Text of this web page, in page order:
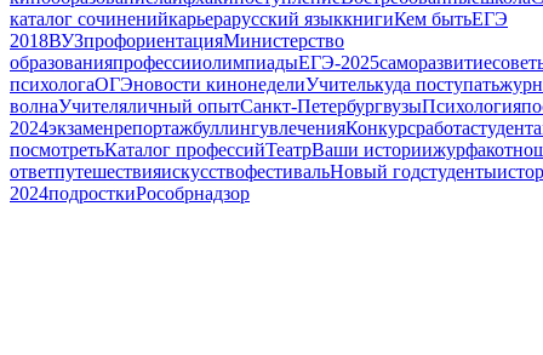
каталог сочиненийкарьерарусский языккнигиКем бытьЕГЭ
2018ВУЗпрофориентацияМинистерство
образованияпрофессииолимпиадыЕГЭ-2025саморазвитие
психологаОГЭновости кинонеделиУчителькуда поступать
волнаУчителяличный опытСанкт-ПетербургвузыПсихология
2024экзаменрепортажбуллингувлеченияКонкурсработа
посмотретьКаталог профессийТеатрВаши историижурфак
ответпутешествияискусствофестивальНовый годстуденты
2024подросткиРособрнадзор